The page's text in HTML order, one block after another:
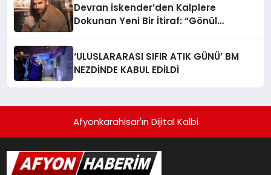
Devran İskender’den Kalplere
Dokunan Yeni Bir İtiraf: “Gönül
‘ULUSLARARASI SIFIR ATIK GÜNÜ’ BM
NEZDİNDE KABUL EDİLDİ
Afyonkarahisar'ın Dijital Kalbi